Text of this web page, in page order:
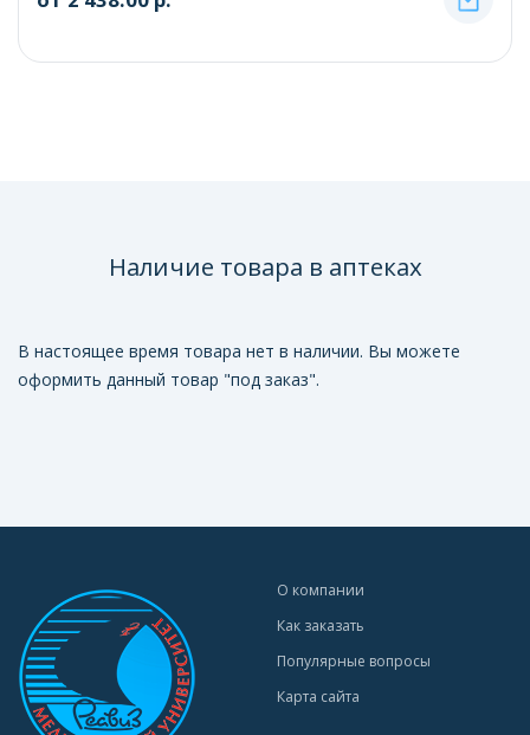
Наличие товара в аптеках
В настоящее время товара нет в наличии. Вы можете
оформить данный товар "под заказ".
О компании
Как заказать
Популярные вопросы
Карта сайта